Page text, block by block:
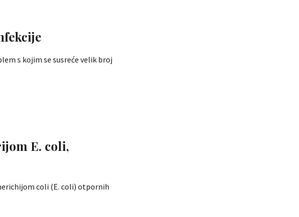
s kojim se susreće velik broj
E. coli,
coli (E. coli) otpornih